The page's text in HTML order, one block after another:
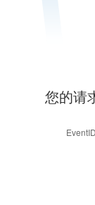
您的请